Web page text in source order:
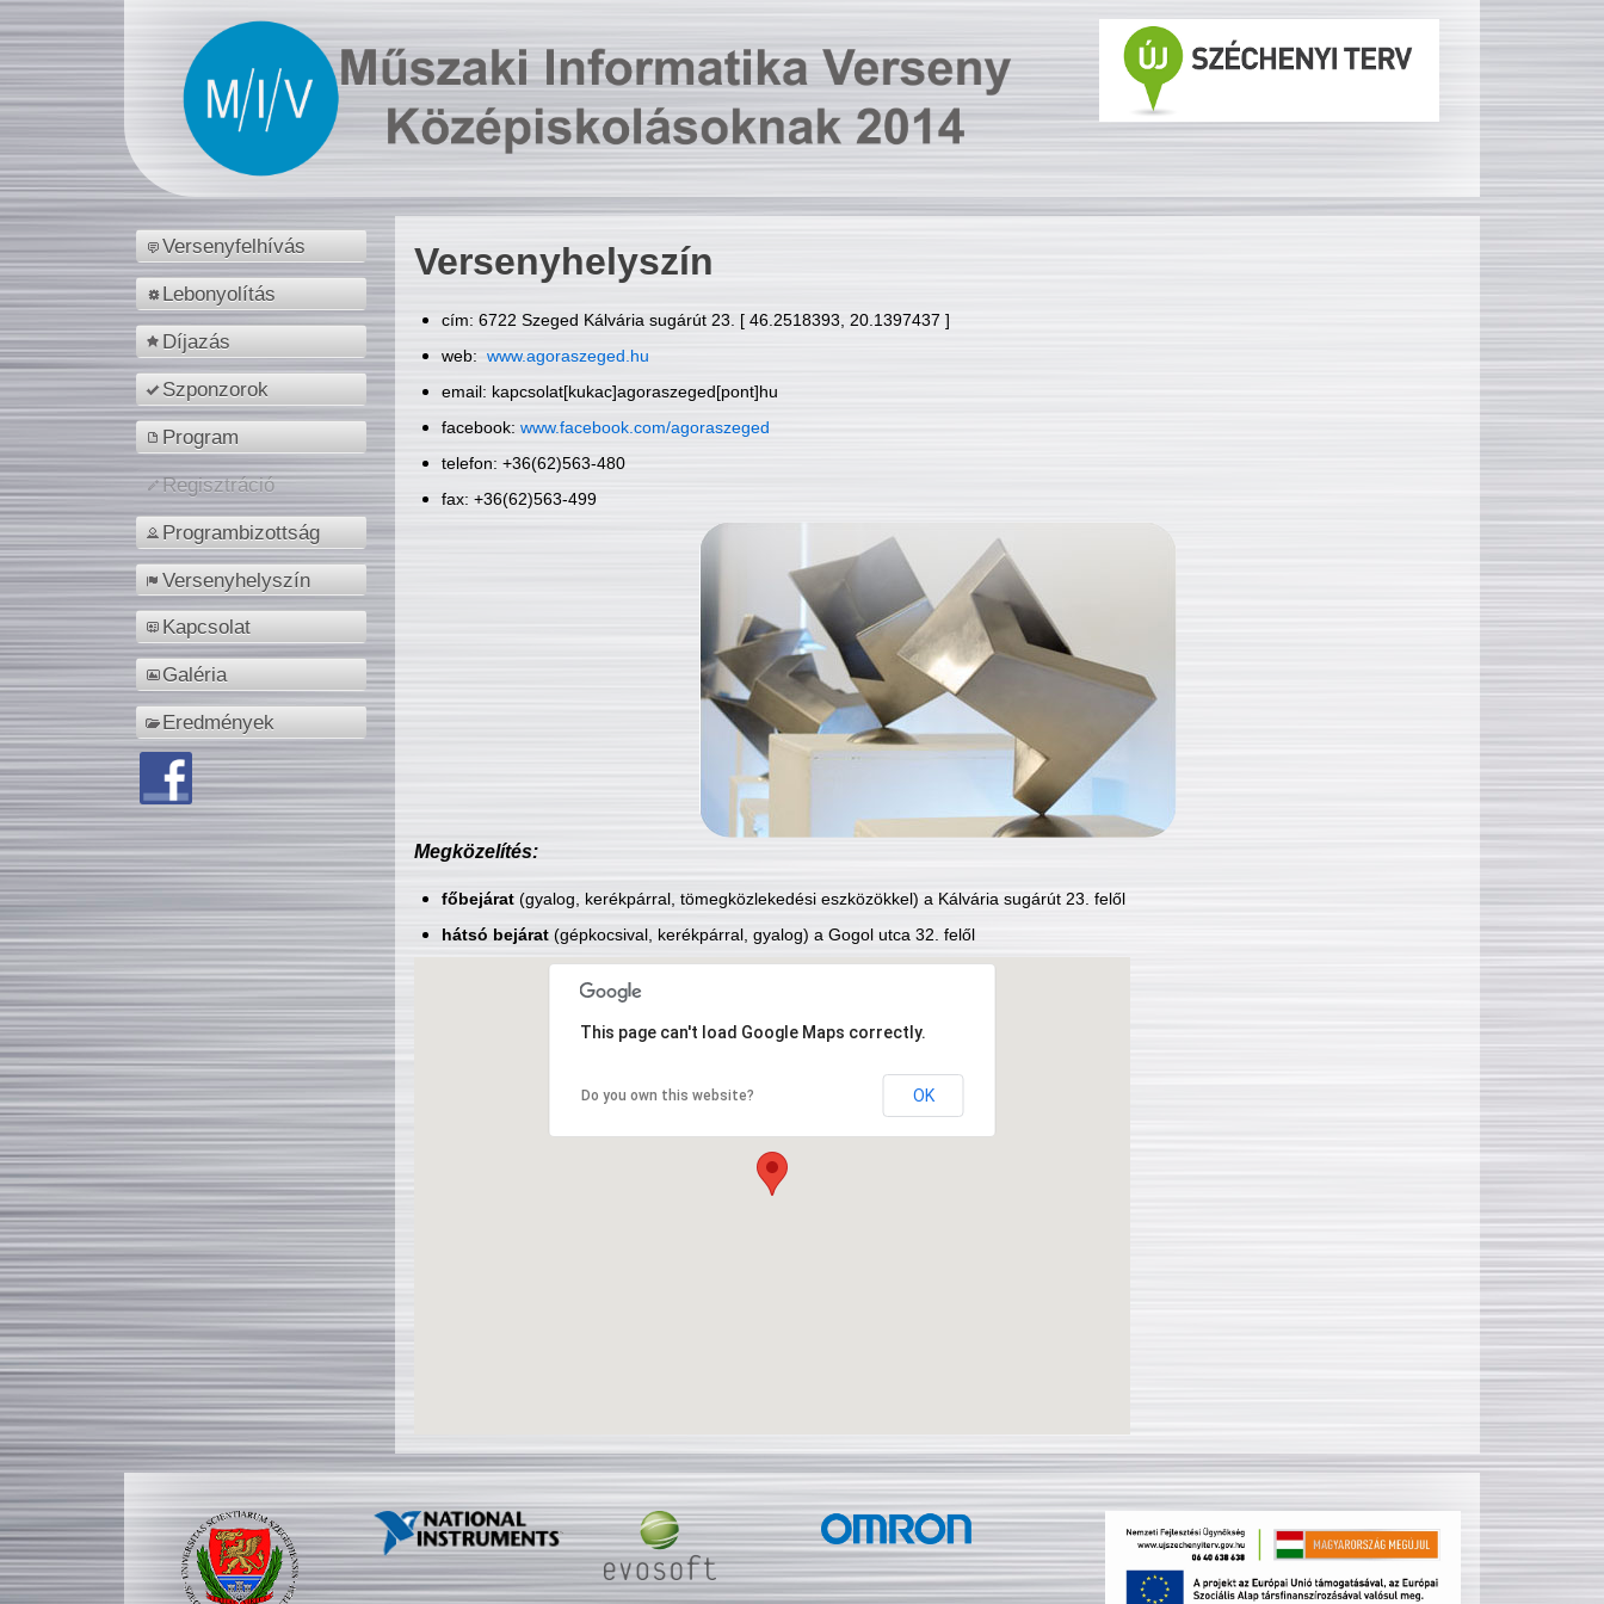
Versenyfelhívás
Lebonyolítás
Díjazás
Szponzorok
Program
Regisztráció
Programbizottság
Versenyhelyszín
Kapcsolat
Galéria
Eredmények
Versenyhelyszín
cím: 6722 Szeged Kálvária sugárút 23. [ 46.2518393, 20.1397437 ]
web: www.agoraszeged.hu
email: kapcsolat[kukac]agoraszeged[pont]hu
facebook: www.facebook.com/agoraszeged
telefon: +36(62)563-480
fax: +36(62)563-499
Megközelítés:
főbejárat(gyalog, kerékpárral, tömegközlekedési eszközökkel) a Kálvária sugárút 23. felől
hátsó bejárat(gépkocsival, kerékpárral, gyalog) a Gogol utca 32. felől
This page can't load Google Maps correctly.
Do you own this website? OK